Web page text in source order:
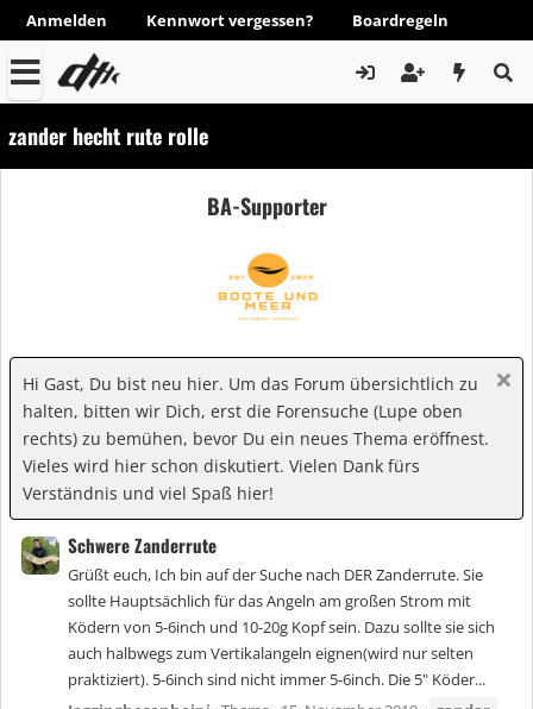
Anmelden Kennwort vergessen? Boardregeln
zander hecht rute rolle
BA-Supporter
Hi Gast, Du bist neu hier. Um das Forum übersichtlich zu
halten, bitten wir Dich, erst die Forensuche (Lupe oben
rechts) zu bemühen, bevor Du ein neues Thema eröffnest.
Vieles wird hier schon diskutiert. Vielen Dank fürs
Verständnis und viel Spaß hier!
Schwere Zanderrute
Grüßt euch, Ich bin auf der Suche nach DER Zanderrute. Sie
sollte Hauptsächlich für das Angeln am großen Strom mit
Ködern von 5-6inch und 10-20g Kopf sein. Dazu sollte sie sich
auch halbwegs zum Vertikalangeln eignen(wird nur selten
praktiziert). 5-6inch sind nicht immer 5-6inch. Die 5" Köder...